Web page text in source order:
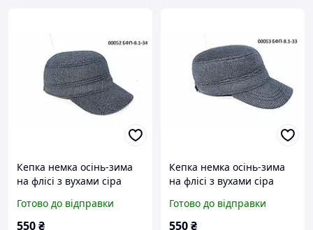
Кепка немка осінь-зима
на флісі з вухами сіра
Готово до відправки
550₴
Кепка немка осінь-зима
на флісі з вухами сіра
Готово до відправки
550₴